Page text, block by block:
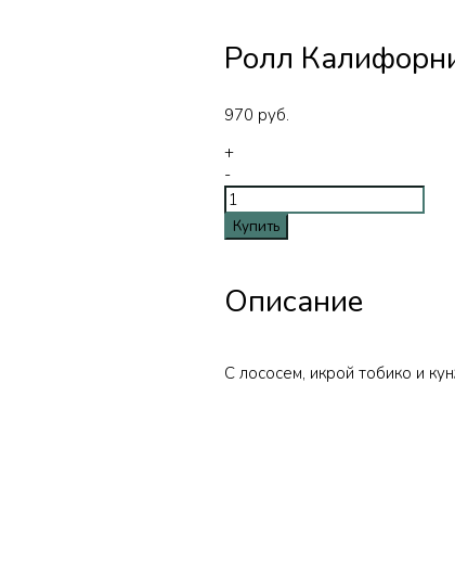
Ролл
970 руб.
+
-
Купить
Описание
С лососем, икрой тобико и